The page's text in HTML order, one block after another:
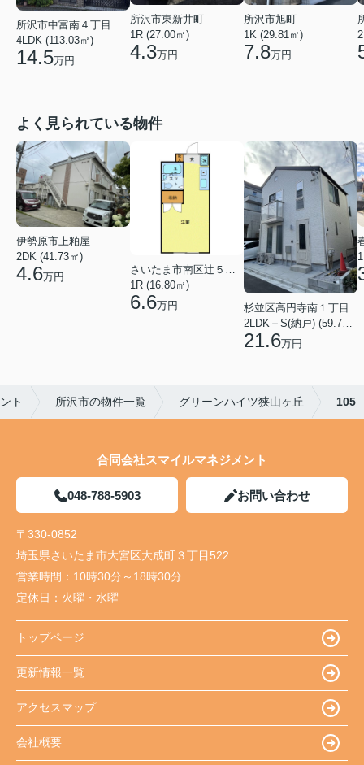
所沢市中富南４丁目
4LDK (113.03㎡)
14.5万円
所沢市東新井町
1R (27.00㎡)
4.3万円
所沢市旭町
1K (29.81㎡)
7.8万円
よく見られている物件
伊勢原市上粕屋
2DK (41.73㎡)
4.6万円
さいたま市南区辻５丁目
1R (16.80㎡)
6.6万円
杉並区高円寺南１丁目
21.6万円
ト 所沢市の物件一覧 グリーンハイツ狭山ヶ丘 105
合同会社スマイルマネジメント
048-788-5903 お問い合わせ
〒330-0852
埼玉県さいたま市大宮区大成町３丁目522
営業時間： 10時30分～18時30分
定休日： 火曜・水曜
トップページ
更新情報一覧
アクセスマップ
会社概要